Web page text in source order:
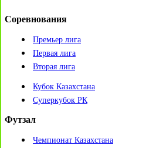
Соревнования
Премьер лига
Первая лига
Вторая лига
Кубок Казахстана
Суперкубок РК
Футзал
Чемпионат Казахстана